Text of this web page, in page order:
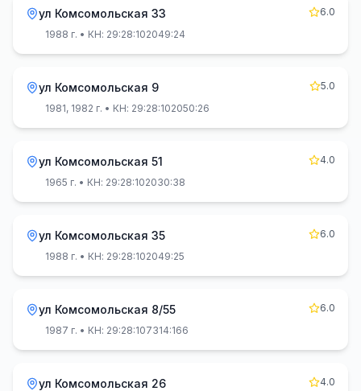
ул Комсомольская 33
6.0
1988 г. • КН: 29:28:102049:24
ул Комсомольская 9
5.0
1981, 1982 г. • КН: 29:28:102050:26
ул Комсомольская 51
4.0
1965 г. • КН: 29:28:102030:38
ул Комсомольская 35
6.0
1988 г. • КН: 29:28:102049:25
ул Комсомольская 8/55
6.0
1987 г. • КН: 29:28:107314:166
ул Комсомольская 26
4.0